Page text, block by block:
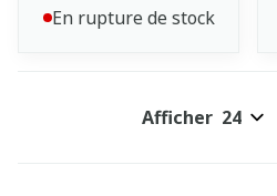
En rupture de stock
Afficher